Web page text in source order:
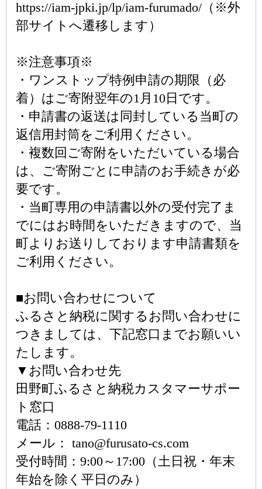
https://iam-jpki.jp/lp/iam-furumado/（※外
部サイトへ遷移します）
※注意事項※
・ワンストップ特例申請の期限（必
着）はご寄附翌年の1月10日です。
・申請書の返送は同封している当町の
返信用封筒をご利用ください。
・複数回ご寄附をいただいている場合
は、ご寄附ごとに申請のお手続きが必
要です。
・当町専用の申請書以外の受付完了ま
でにはお時間をいただきますので、当
町よりお送りしております申請書類を
ご利用ください。
■お問い合わせについて
ふるさと納税に関するお問い合わせに
つきましては、下記窓口までお願いい
たします。
▼お問い合わせ先
田野町ふるさと納税カスタマーサポー
ト窓口
電話：0888-79-1110
メール： tano@furusato-cs.com
受付時間：9:00～17:00（土日祝・年末
年始を除く平日のみ）